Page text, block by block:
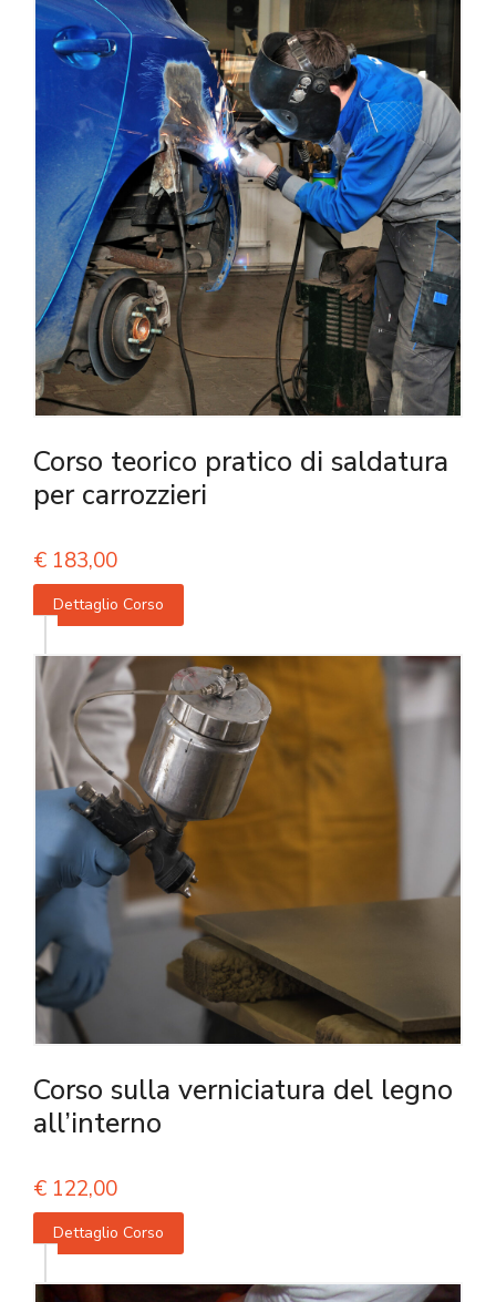
Corso teorico pratico di saldatura
per carrozzieri
€ 183,00
Dettaglio Corso
Corso sulla verniciatura del legno
all’interno
€ 122,00
Dettaglio Corso